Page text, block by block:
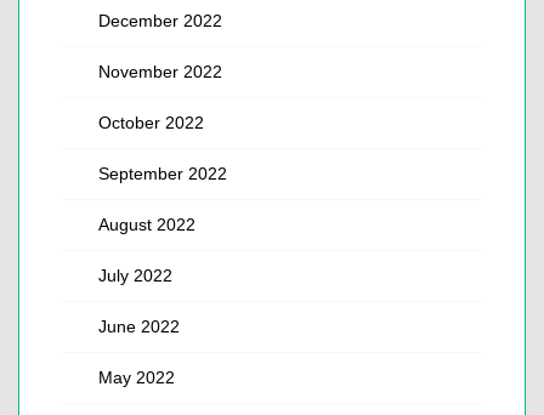
December 2022
November 2022
October 2022
September 2022
August 2022
July 2022
June 2022
May 2022